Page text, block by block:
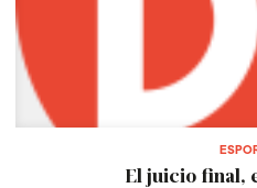
El juicio final,